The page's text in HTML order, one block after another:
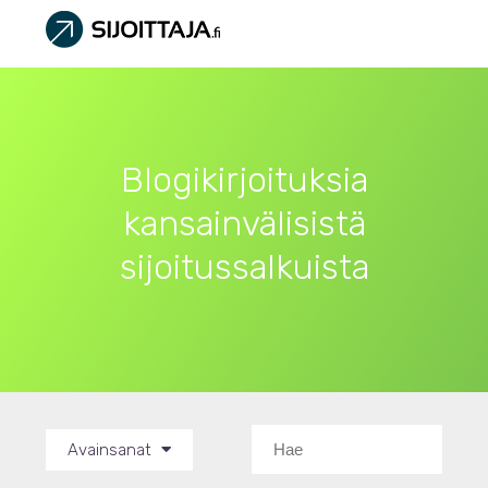
Blogikirjoituksia
kansainvälisistä
sijoitussalkuista
Avainsanat